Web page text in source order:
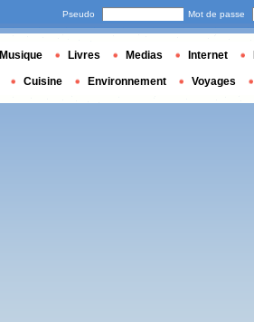
Pseudo Mot de passe
Musique Livres Medias Internet
Cuisine Environnement Voyages